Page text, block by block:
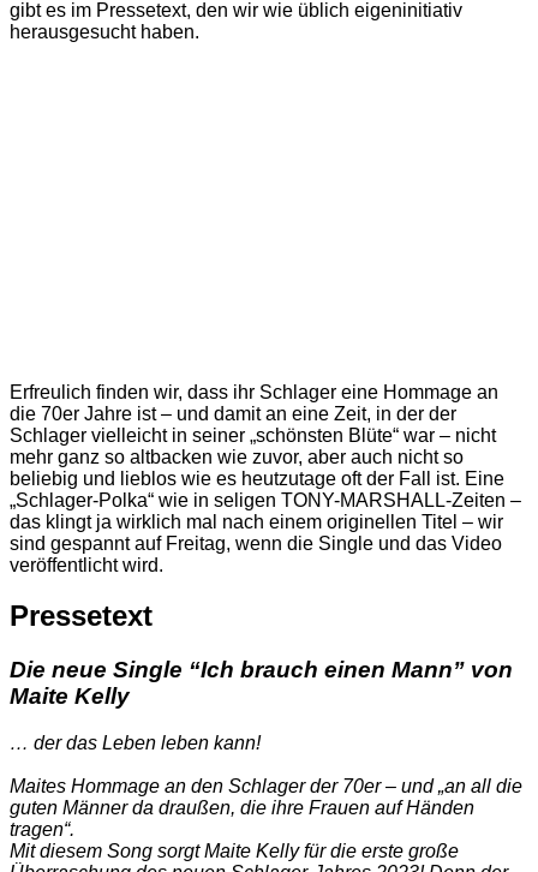
gibt es im Pressetext, den wir wie üblich eigeninitiativ
herausgesucht haben.
Erfreulich finden wir, dass ihr Schlager eine Hommage an
die 70er Jahre ist – und damit an eine Zeit, in der der
Schlager vielleicht in seiner „schönsten Blüte“ war – nicht
mehr ganz so altbacken wie zuvor, aber auch nicht so
beliebig und lieblos wie es heutzutage oft der Fall ist. Eine
„Schlager-Polka“ wie in seligen TONY-MARSHALL-Zeiten –
das klingt ja wirklich mal nach einem originellen Titel – wir
sind gespannt auf Freitag, wenn die Single und das Video
veröffentlicht wird.
Pressetext
Die neue Single “Ich brauch einen Mann” von
Maite Kelly
… der das Leben leben kann!
Maites Hommage an den Schlager der 70er – und „an all die
guten Männer da draußen, die ihre Frauen auf Händen
tragen“.
Mit diesem Song sorgt Maite Kelly für die erste große